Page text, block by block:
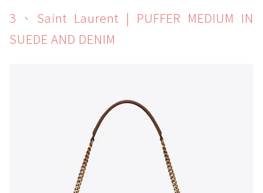
3、Saint Laurent | PUFFER MEDIUM IN
SUEDE AND DENIM